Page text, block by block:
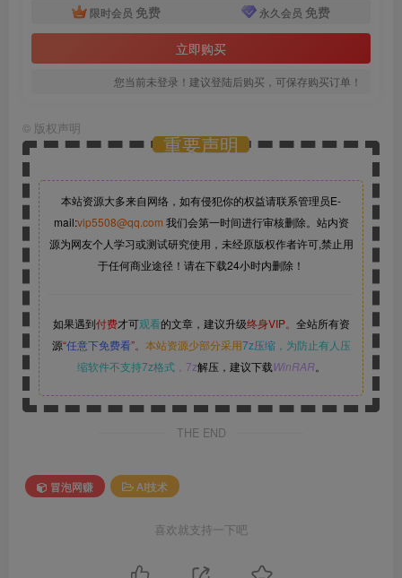
限时会员 免费 永久会员 免费
立即购买
您当前未登录！建议登陆后购买，可保存购买订单！
© 版权声明
重要声明
本站资源大多来自网络，如有侵犯你的权益请联系管理员E-
mail:vip5508@qq.com 我们会第一时间进行审核删除。站内资
源为网友个人学习或测试研究使用，未经原版权作者许可,禁止用
于任何商业途径！请在下载24小时内删除！
如果遇到付费才可观看的文章，建议升级终身VIP。 全站所有资
源“任意下免费看”。 本站资源少部分采用7z压缩， 为防止有人压
缩软件不支持7z格式，7z解压，建议下载WinRAR。
THE END
冒泡网赚 AI技术
喜欢就支持一下吧